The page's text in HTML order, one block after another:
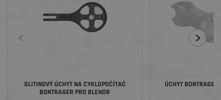
SLITINOVÝ ÚCHYT NA CYKLOPOČÍTAČ
BONTRAGER PRO BLENDR
ÚCHYT